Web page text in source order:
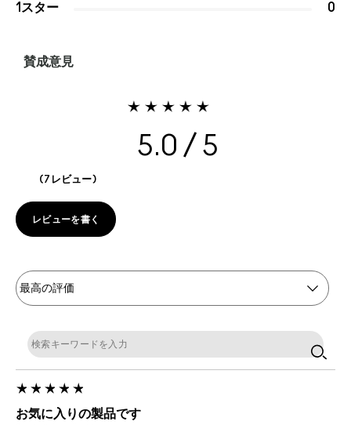
1スター 0
賛成意見
5.0
7レビュー
レビューを書く
お気に入りの製品です